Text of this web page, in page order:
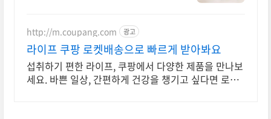
보세요.
http://m.coupang.com 광고
라이프 쿠팡 로켓배송으로 빠르게 받아봐요
섭취하기 편한 라이프, 쿠팡에서 다양한 제품을 만나보
세요. 바쁜 일상, 간편하게 건강을 챙기고 싶다면 로켓